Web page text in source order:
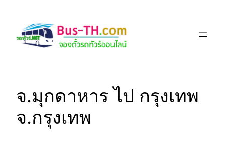
content
จ.มุกดาหาร ไป กรุงเทพ
จ.กรุงเทพ